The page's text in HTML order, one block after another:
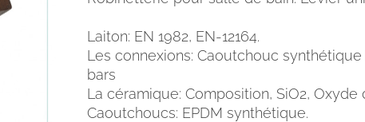
Laiton: EN 1982, EN-12164.
Les connexions: Caoutchouc synthétique
bars
La céramique: Composition, SiO2, Oxyde
Caoutchoucs: EPDM synthétique.